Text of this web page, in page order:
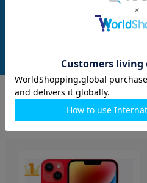
ト 【国内版SIMフリー
発売日：2021/09
付属品: 本体のみ
iPhone